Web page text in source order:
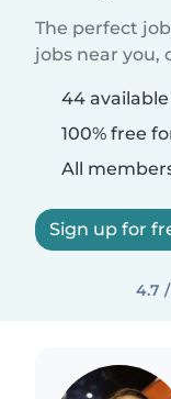
The perfect
jobs near you,
44
100% free
All
Sign up for
4.7